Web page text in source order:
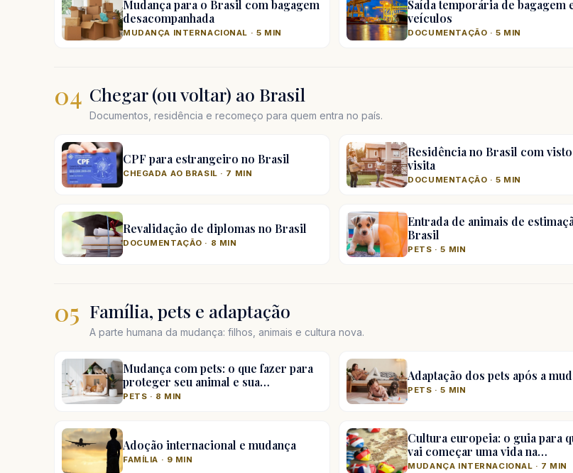
Mudança para o Brasil com bagagem
desacompanhada
MUDANÇA INTERNACIONAL · 5 MIN
Saída temporária de bagagem
veículos
DOCUMENTAÇÃO · 5 MIN
04 Chegar (ou voltar) ao Brasil
Documentos, residência e recomeço para quem entra no país.
CPF para estrangeiro no Brasil
CHEGADA AO BRASIL · 7 MIN
Residência no Brasil com
visita
DOCUMENTAÇÃO · 5 MIN
Revalidação de diplomas no Brasil
DOCUMENTAÇÃO · 8 MIN
Entrada de animais de
Brasil
PETS · 5 MIN
05 Família, pets e adaptação
A parte humana da mudança: filhos, animais e cultura nova.
Mudança com pets: o que fazer para
proteger seu animal e sua…
PETS · 8 MIN
Adaptação dos pets após a
PETS · 5 MIN
Adoção internacional e mudança
FAMÍLIA · 9 MIN
Cultura europeia: o guia para
vai começar uma vida na…
MUDANÇA INTERNACIONAL · 7 MIN